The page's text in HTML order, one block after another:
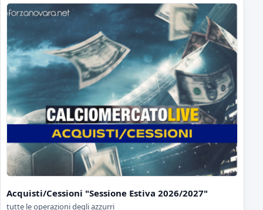
Acquisti/Cessioni "Sessione Estiva 2026/2027"
tutte le operazioni degli azzurri